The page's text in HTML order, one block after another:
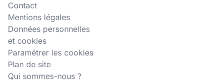
Contact
Mentions légales
Données personnelles
et cookies
Paramétrer les cookies
Plan de site
Qui sommes-nous ?